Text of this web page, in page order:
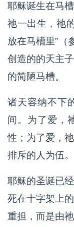
耶稣诞生在马
祂一出生，祂
放在马槽里”（
创造的的天主
的简陋马槽。
诸天容纳不下
间。为了爱，
性；为了爱，
排斥的人为伍。
耶稣的圣诞已
死在十字架上
重担，而是由